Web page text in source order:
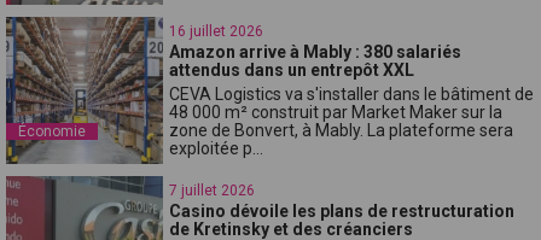
Économie
16 juillet 2026
Amazon arrive à Mably : 380 salariés
attendus dans un entrepôt XXL
CEVA Logistics va s'installer dans le bâtiment de
48 000 m² construit par Market Maker sur la
zone de Bonvert, à Mably. La plateforme sera
exploitée p...
7 juillet 2026
Casino dévoile les plans de restructuration
de Kretinsky et des créanciers